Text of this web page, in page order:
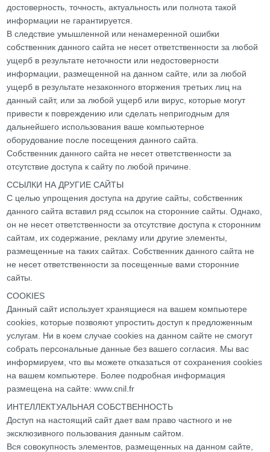
достоверность, точность, актуальность или полнота такой
информации не гарантируется.
В следствие умышленной или ненамеренной ошибки
собственник данного сайта не несет ответственности за любой
ущерб в результате неточности или недостоверности
информации, размещенной на данном сайте, или за любой
ущерб в результате незаконного вторжения третьих лиц на
данный сайт, или за любой ущерб или вирус, которые могут
привести к повреждению или сделать непригодным для
дальнейшего использования ваше компьютерное
оборудование после посещения данного сайта.
Собственник данного сайта не несет ответственности за
отсутствие доступа к сайту по любой причине.
ССЫЛКИ НА ДРУГИЕ САЙТЫ
С целью упрощения доступа на другие сайты, собственник
данного сайта вставил ряд ссылок на сторонние сайты. Однако,
он не несет ответственности за отсутствие доступа к сторонним
сайтам, их содержание, рекламу или другие элементы,
размещенные на таких сайтах. Собственник данного сайта не
не несет ответственности за посещенные вами сторонние
сайты.
COOKIES
Данный сайт использует хранящиеся на вашем компьютере
cookies, которые позвояют упростить доступ к предложенным
услугам. Ни в коем случае cookies на данном сайте не смогут
собрать персональные данные без вашего согласия. Мы вас
информируем, что вы можете отказаться от сохранения cookies
на вашем компьютере. Более подробная информация
размещена на сайте: www.cnil.fr
ИНТЕЛЛЕКТУАЛЬНАЯ СОБСТВЕННОСТЬ
Доступ на настоящий сайт дает вам право частного и не
эксклюзивного пользования данным сайтом.
Вся совокупность элементов, размещенных на данном сайте,